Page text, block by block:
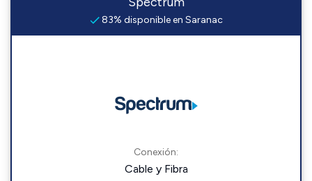
83% disponible en Saranac
Conexión:
Cable y Fibra